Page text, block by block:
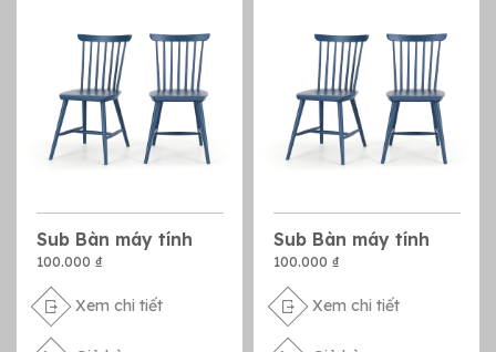
Sub Bàn máy tính
100.000 ₫
Xem chi tiết
Sub Bàn máy tính
100.000 ₫
Xem chi tiết